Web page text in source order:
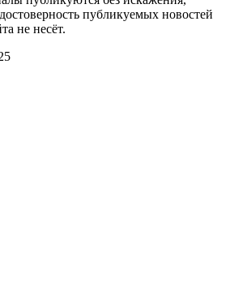
публикуемых новостей
не несёт.